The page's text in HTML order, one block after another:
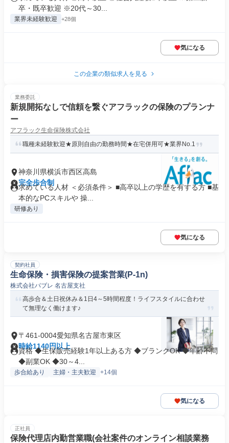
卒・既卒歓迎 ※20代～30...
業界未経験歓迎 +28個
気になる
この企業の類似求人を見る
業務委託
新規開拓なしで信頼を繋ぐアフラックの保険のプランナ
ー
アフラック生命保険株式会社
職種未経験歓迎★原則自由の勤務時間★在宅併用可★業界No.1
神奈川県横浜市西区高島
完全歩合制
求めている人材 ＜必須条件＞ ■高卒以上の学歴を有する方 ■基
本的なPCスキルや 操...
研修あり
気になる
契約社員
生命保険・損害保険の提案営業(P-1n)
株式会社パブレ 名古屋支社
高歩合＆土日祝休み＆1日4～5時間程度！ライフスタイルに合わせ
て無理なく働けます♪
〒461-0004愛知県名古屋市東区
時給1140円以上
資格 ◆生保販売経験1年以上ある方 ◆ブランクOK ◆年齢不問
◆副業OK ◆30～4...
歩合給あり 主婦・主夫歓迎 +14個
気になる
正社員
保険代理店内勤営業職(会社案件のオンライン相談業務